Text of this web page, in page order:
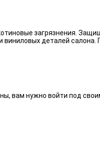
загрязнения.
деталей
вам нужно войти под